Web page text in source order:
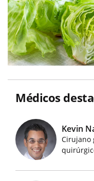
Médicos
Imágenes de
Kevin
Cirujano